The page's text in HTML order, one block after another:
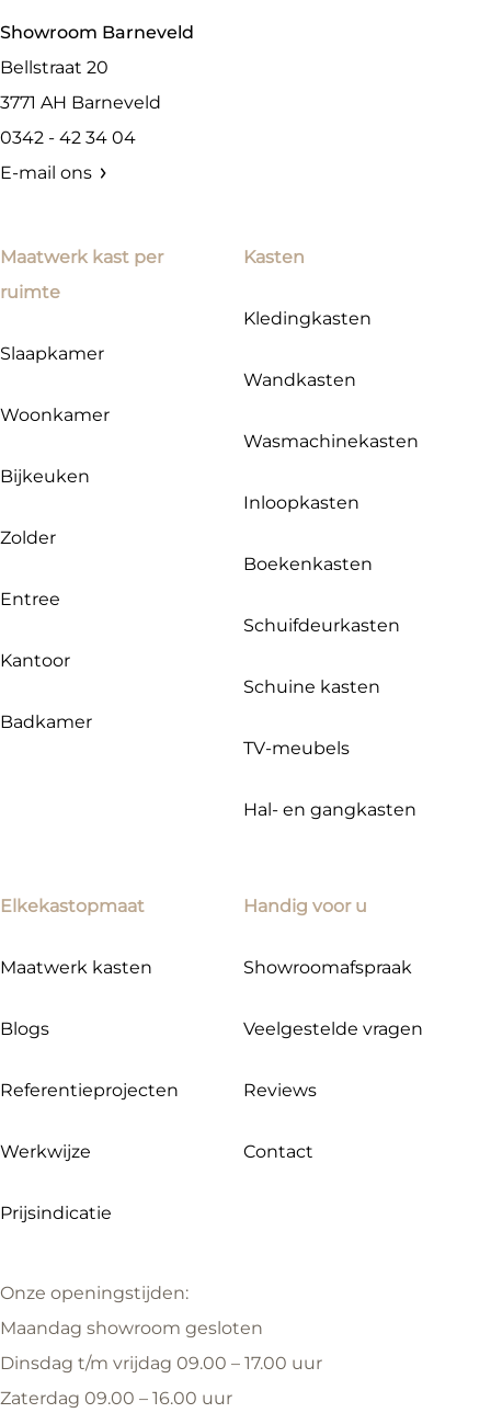
Showroom Barneveld
Bellstraat 20
3771 AH Barneveld
0342 - 42 34 04
E-mail ons
Maatwerk kast per
ruimte
Slaapkamer
Woonkamer
Bijkeuken
Zolder
Entree
Kantoor
Badkamer
Kasten
Kledingkasten
Wandkasten
Wasmachinekasten
Inloopkasten
Boekenkasten
Schuifdeurkasten
Schuine kasten
TV-meubels
Hal- en gangkasten
Elkekastopmaat
Maatwerk kasten
Blogs
Referentieprojecten
Werkwijze
Prijsindicatie
Handig voor u
Showroomafspraak
Veelgestelde vragen
Reviews
Contact
Onze openingstijden:
Maandag showroom gesloten
Dinsdag t/m vrijdag 09.00 – 17.00 uur
Zaterdag 09.00 – 16.00 uur